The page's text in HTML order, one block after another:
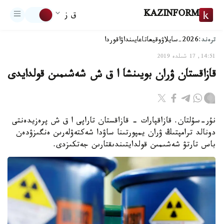
KAZINFORM ق ز
ترەند:2026-سايلاۋ وقيعاتاعايىنداۋاقوردا
14:51, 17 شىلدە 2019
قازاقستان ۋران بويىنشا ا ق ش شەشىمىن قولدايدى
نۇر-سۇلتان. قازاقپارات - قازاقستان تاراپى ا ق ش پرەزيدەنتى
دونالد ترامپتىڭ ۋران يمپورتىنا ساۋدا شەكتەۋلەرىن ەنگىزۋدەن
باس تارتۋ شەشىمىن قولدايتىندىقتارىن جەتكىزدى.